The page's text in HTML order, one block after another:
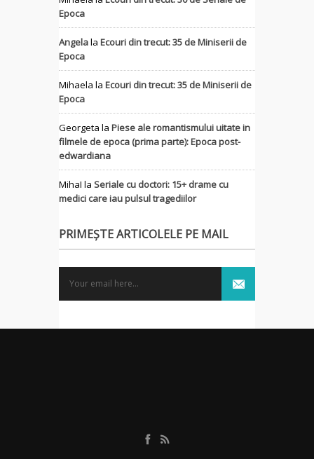
Epoca
Angelala Ecouri din trecut: 35 de Miniserii de
Epoca
Mihaela la Ecouri din trecut: 35 de Miniserii de
Epoca
Georgeta la Piese ale romantismului uitate in
filmele de epoca (prima parte): Epoca post-
edwardiana
MihaI la Seriale cu doctori: 15+ drame cu
medici care iau pulsul tragediilor
PRIMEȘTE ARTICOLELE PE MAIL